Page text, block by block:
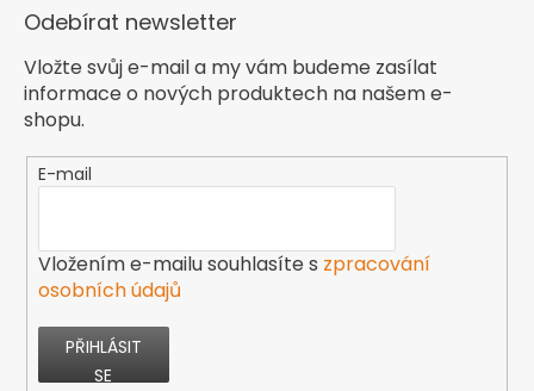
Odebírat newsletter
Vložte svůj e-mail a my vám budeme zasílat
informace o nových produktech na našem e-
shopu.
E-mail
Vložením e-mailu souhlasíte s zpracování
osobních údajů
PŘIHLÁSIT
SE